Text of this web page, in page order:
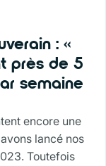
: «
près de 5
semaine
encore une
lancé nos
Toutefois